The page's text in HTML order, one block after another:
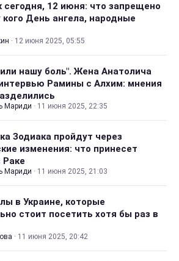
сегодня, 12 июня: что запрещено
кого День ангела, народные
· 12 июня 2025, 05:55
нашу боль". Жена Анатолича
Рамины с Алхим: мнения
Мариди · 11 июня 2025, 22:35
Зодиака пройдут через
изменения: что принесет
Мариди · 11 июня 2025, 21:03
в Украине, которые
стоит посетить хотя бы раз в
· 11 июня 2025, 20:42